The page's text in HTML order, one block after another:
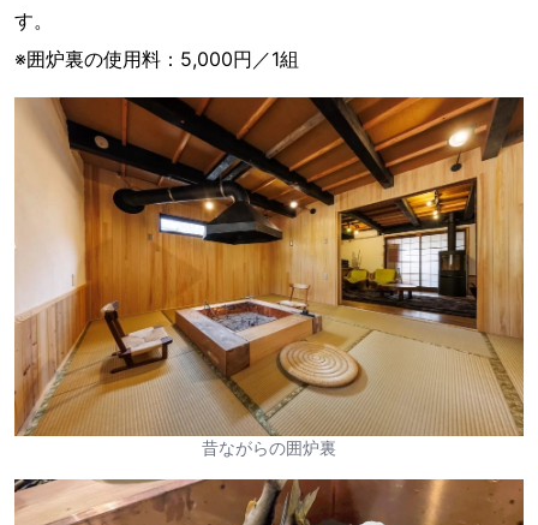
す。
※囲炉裏の使用料：5,000円／1組
昔ながらの囲炉裏